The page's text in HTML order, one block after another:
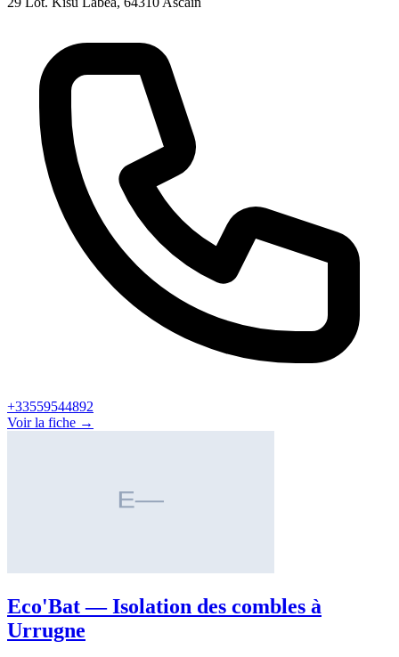
+33559544892
Voir la fiche →
Eco'Bat — Isolation des combles à
Urrugne